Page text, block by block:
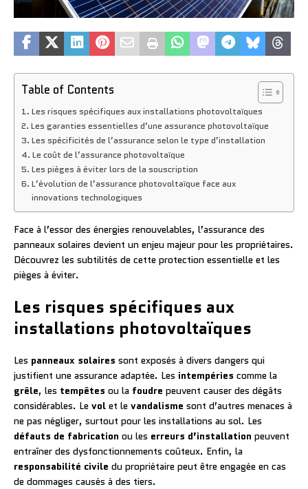
Table of Contents
Les risques spécifiques aux installations photovoltaïques
Les garanties essentielles d’une assurance photovoltaïque
Les spécificités de l’assurance selon le type d’installation
Le coût de l’assurance photovoltaïque
Les pièges à éviter lors de la souscription
L’évolution de l’assurance photovoltaïque face aux
innovations technologiques
Face à l’essor des énergies renouvelables, l’assurance des
panneaux solaires devient un enjeu majeur pour les propriétaires.
Découvrez les subtilités de cette protection essentielle et les
pièges à éviter.
Les risques spécifiques aux
installations photovoltaïques
Les panneaux solaires sont exposés à divers dangers qui
justifient une assurance adaptée. Les intempéries comme la
grêle, les tempêtes ou la foudre peuvent causer des dégâts
considérables. Le vol et le vandalisme sont d’autres menaces à
ne pas négliger, surtout pour les installations au sol. Les
défauts de fabrication ou les erreurs d’installation peuvent
entraîner des dysfonctionnements coûteux. Enfin, la
responsabilité civile du propriétaire peut être engagée en cas
de dommages causés à des tiers.